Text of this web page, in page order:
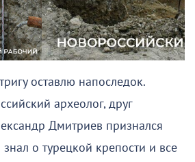
оставлю напоследок.
археолог, друг
Дмитриев признался
знал о турецкой крепости и все